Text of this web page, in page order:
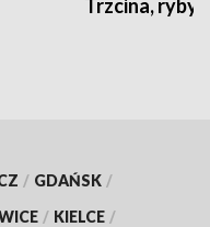
Trzcina, ryby
/ GDAŃSK /
/ KIELCE /